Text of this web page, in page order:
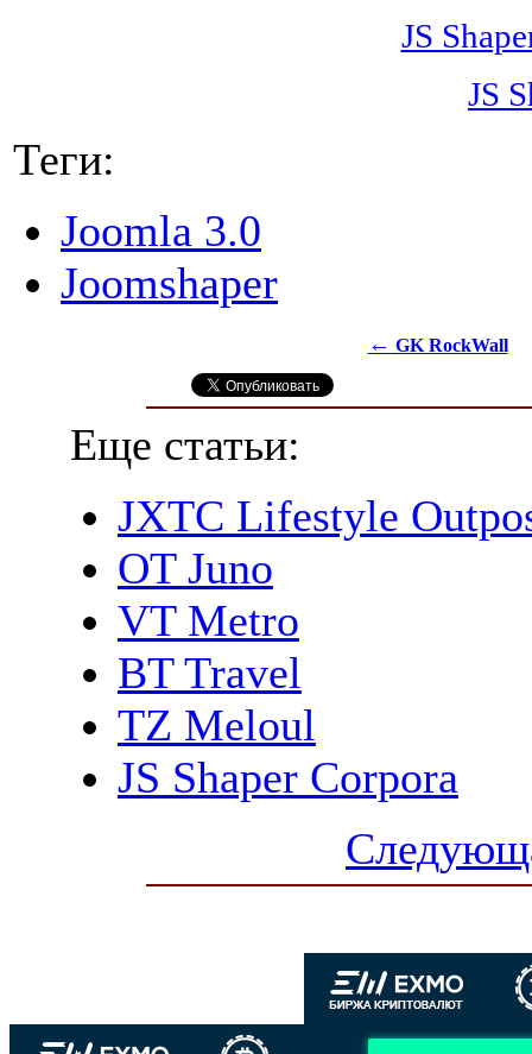
JS
JS
Теги:
Joomla 3.0
Joomshaper
← GK RockWall
Еще статьи:
JXTC Lifestyle
OT Juno
VT Metro
BT Travel
TZ Meloul
JS Shaper Corpora